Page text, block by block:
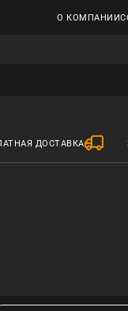
О КОМПАНИИ
ДОСТАВКА